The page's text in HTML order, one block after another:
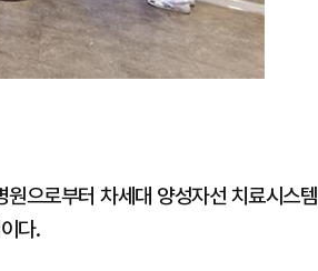
으로부터 차세대 양성자선 치료시스템
다.